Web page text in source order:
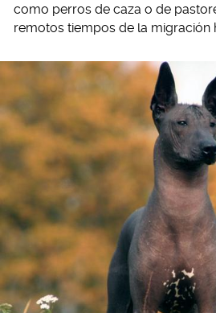
como perros de caza o de
remotos tiempos de la migración